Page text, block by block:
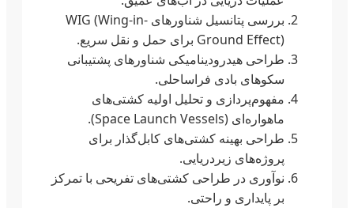
بررسی پتانسیل شناورهای WIG (Wing-in-
Ground Effect) برای حمل و نقل سریع.
طراحی هیدرودینامیکی شناورهای پشتیبانی
سکوهای بادی فراساحلی.
مفهوم‌پردازی و تحلیل اولیه کشتی‌های
ماهواره‌ای (Space Launch Vessels).
طراحی بهینه کشتی‌های کابل‌گذار برای
پروژه‌های زیردریایی.
نوآوری در طراحی کشتی‌های تفریحی با تمرکز
بر پایداری و راحتی.